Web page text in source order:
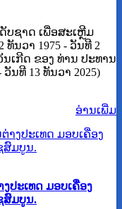
ບຊາດ ເພື່ອສະເຫຼີມ
ນວາ 1975 - ວັນທີ 2
ເກີດ ຂອງ ທ່ານ ປະທານ
ນທີ 13 ທັນວາ 2025)
ອ່ານ​ເພີ່ມ
ປະເທດ ມອບເຄື່ອງ
ສົມບູນ.